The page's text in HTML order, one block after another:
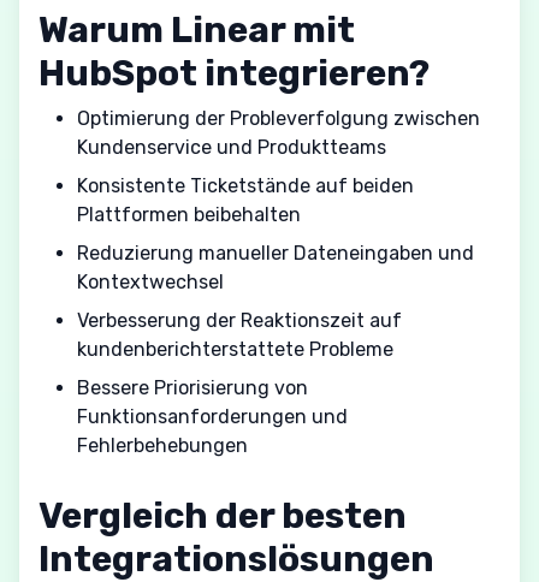
Warum Linear mit
HubSpot integrieren?
Optimierung der Probleverfolgung zwischen
Kundenservice und Produktteams
Konsistente Ticketstände auf beiden
Plattformen beibehalten
Reduzierung manueller Dateneingaben und
Kontextwechsel
Verbesserung der Reaktionszeit auf
kundenberichterstattete Probleme
Bessere Priorisierung von
Funktionsanforderungen und
Fehlerbehebungen
Vergleich der besten
Integrationslösungen